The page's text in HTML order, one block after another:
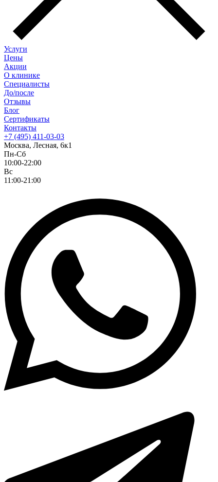
Услуги
Цены
Акции
О клинике
Специалисты
До/после
Отзывы
Блог
Сертификаты
Контакты
+7 (495) 411-03-03
Москва, Лесная, 6к1
Пн-Сб
10:00-22:00
Вс
11:00-21:00